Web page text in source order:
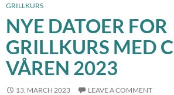
GRILLKURS
NYE DATOER FOR
GRILLKURS MED
VÅREN 2023
13. MARCH 2023 LEAVE A COMMENT